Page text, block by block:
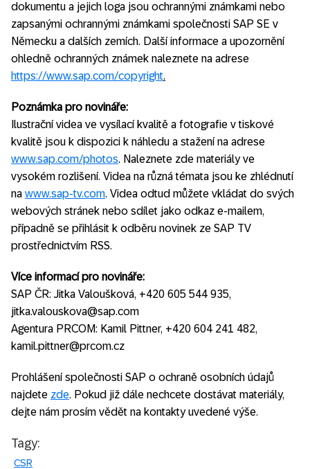
dokumentu a jejich loga jsou ochrannými známkami nebo
zapsanými ochrannými známkami společnosti SAP SE v
Německu a dalších zemích. Další informace a upozornění
ohledně ochranných známek naleznete na adrese
https://www.sap.com/copyright.
Poznámka pro novináře:
Ilustrační videa ve vysílací kvalitě a fotografie v tiskové
kvalitě jsou k dispozici k náhledu a stažení na adrese
www.sap.com/photos. Naleznete zde materiály ve
vysokém rozlišení. Videa na různá témata jsou ke zhlédnutí
na www.sap-tv.com. Videa odtud můžete vkládat do svých
webových stránek nebo sdílet jako odkaz e-mailem,
případně se přihlásit k odběru novinek ze SAP TV
prostřednictvím RSS.
Více informací pro novináře:
SAP ČR: Jitka Valoušková, +420 605 544 935,
jitka.valouskova@sap.com
Agentura PRCOM: Kamil Pittner, +420 604 241 482,
kamil.pittner@prcom.cz
Prohlášení společnosti SAP o ochraně osobních údajů
najdete zde. Pokud již dále nechcete dostávat materiály,
dejte nám prosím vědět na kontakty uvedené výše.
Tagy:
CSR